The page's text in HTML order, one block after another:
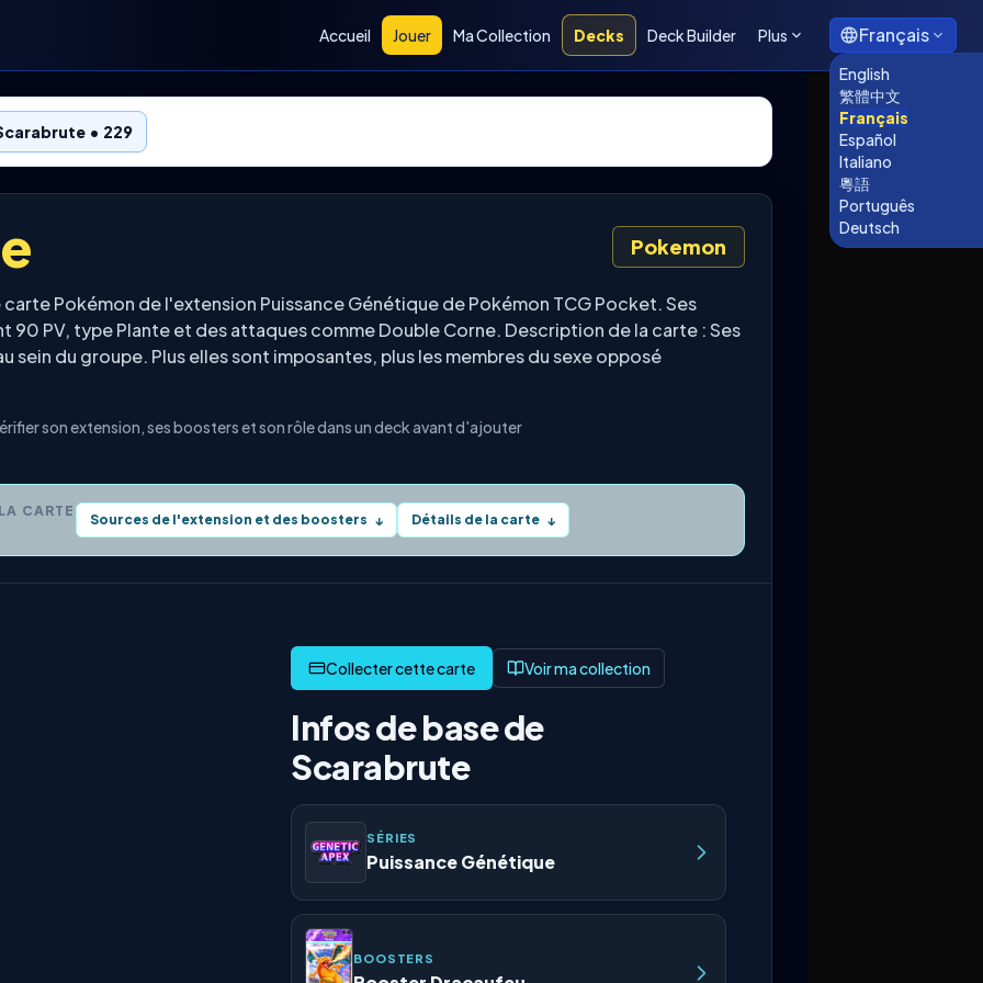
Accueil Jouer Ma Collection Decks Deck Builder Plus Français
English
繁體中文
Français
Español
Italiano
粵語
Português
Deutsch
• 229
Pokemon
Pokémon de l'extension Puissance Génétique de Pokémon TCG Pocket. Ses
90 PV, type Plante et des attaques comme Double Corne. Description de la carte : Ses
sein du groupe. Plus elles sont imposantes, plus les membres du sexe opposé
son extension, ses boosters et son rôle dans un deck avant d'ajouter
CARTE
Sources de l'extension et des boosters ↓ Détails de la carte ↓
Voir ma collection
Infos de base de
Scarabrute
SÉRIES
Puissance Génétique
BOOSTERS